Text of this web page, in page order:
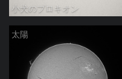
小犬のプロキオン
太陽